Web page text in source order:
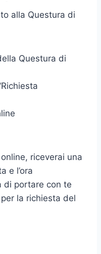
alla Questura di
Questura di
riceverai una
e l’ora
di portare con te
la richiesta del